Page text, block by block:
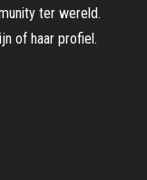
ter wereld.
of haar profiel.